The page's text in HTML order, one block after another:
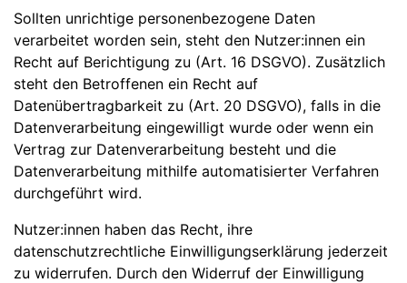
Sollten unrichtige personenbezogene Daten
verarbeitet worden sein, steht den Nutzer:innen ein
Recht auf Berichtigung zu (Art. 16 DSGVO). Zusätzlich
steht den Betroffenen ein Recht auf
Datenübertragbarkeit zu (Art. 20 DSGVO), falls in die
Datenverarbeitung eingewilligt wurde oder wenn ein
Vertrag zur Datenverarbeitung besteht und die
Datenverarbeitung mithilfe automatisierter Verfahren
durchgeführt wird.
Nutzer:innen haben das Recht, ihre
datenschutzrechtliche Einwilligungserklärung jederzeit
zu widerrufen. Durch den Widerruf der Einwilligung